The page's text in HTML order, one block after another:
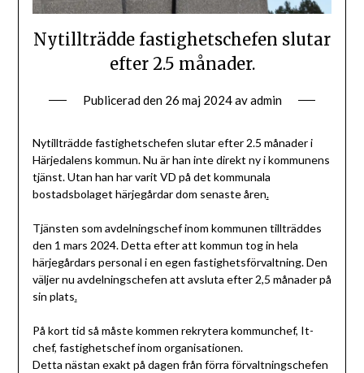
Nytillträdde fastighetschefen slutar
efter 2.5 månader.
Publicerad den 26 maj 2024avadmin
Nytillträdde fastighetschefen slutar efter 2.5 månader i
Härjedalens kommun. Nu är han inte direkt ny i kommunens
tjänst. Utan han har varit VD på det kommunala
bostadsbolaget härjegårdar dom senaste åren.
Tjänsten som avdelningschef inom kommunen tillträddes
den 1 mars 2024. Detta efter att kommun tog in hela
härjegårdars personal i en egen fastighetsförvaltning. Den
väljer nu avdelningschefen att avsluta efter 2,5 månader på
sin plats.
På kort tid så måste kommen rekrytera kommunchef, It-
chef, fastighetschef inom organisationen.
Detta nästan exakt på dagen från förra förvaltningschefen